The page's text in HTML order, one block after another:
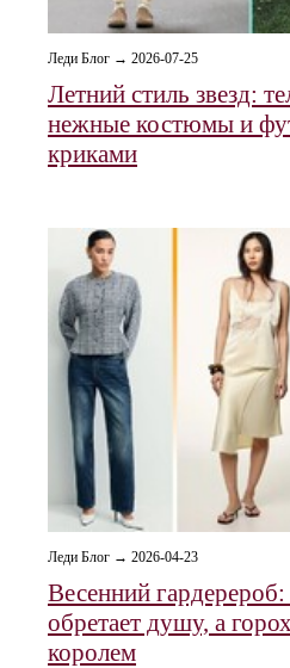
Леди Блог → 2026-07-25
Летний стиль звезд:
нежные костюмы и
криками
Леди Блог → 2026-04-23
Весенний гардерероб:
обретает душу, а
королем